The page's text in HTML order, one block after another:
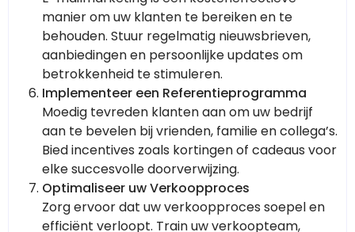
manier om uw klanten te bereiken en te
behouden. Stuur regelmatig nieuwsbrieven,
aanbiedingen en persoonlijke updates om
betrokkenheid te stimuleren.
Implementeer een Referentieprogramma
Moedig tevreden klanten aan om uw bedrijf
aan te bevelen bij vrienden, familie en collega’s.
Bied incentives zoals kortingen of cadeaus voor
elke succesvolle doorverwijzing.
Optimaliseer uw Verkoopproces
Zorg ervoor dat uw verkoopproces soepel en
efficiënt verloopt. Train uw verkoopteam,